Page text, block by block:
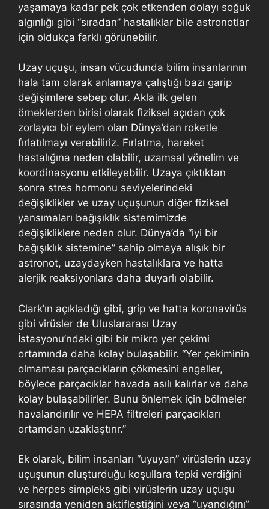
yaşamaya kadar pek çok etkenden dolayı soğuk
algınlığı gibi “sıradan” hastalıklar bile astronotlar
için oldukça farklı görünebilir.
Uzay uçuşu, insan vücudunda bilim insanlarının
hala tam olarak anlamaya çalıştığı bazı garip
değişimlere sebep olur. Akla ilk gelen
örneklerden birisi olarak fiziksel açıdan çok
zorlayıcı bir eylem olan Dünya’dan roketle
fırlatılmayı verebiliriz. Fırlatma, hareket
hastalığına neden olabilir, uzamsal yönelim ve
koordinasyonu etkileyebilir. Uzaya çıktıktan
sonra stres hormonu seviyelerindeki
değişiklikler ve uzay uçuşunun diğer fiziksel
yansımaları bağışıklık sistemimizde
değişikliklere neden olur. Dünya’da “iyi bir
bağışıklık sistemine” sahip olmaya alışık bir
astronot, uzaydayken hastalıklara ve hatta
alerjik reaksiyonlara daha duyarlı olabilir.
Clark’ın açıkladığı gibi, grip ve hatta koronavirüs
gibi virüsler de Uluslararası Uzay
İstasyonu’ndaki gibi bir mikro yer çekimi
ortamında daha kolay bulaşabilir. “Yer çekiminin
olmaması parçacıkların çökmesini engeller,
böylece parçacıklar havada asılı kalırlar ve daha
kolay bulaşabilirler. Bunu önlemek için bölmeler
havalandırılır ve HEPA filtreleri parçacıkları
ortamdan uzaklaştırır.”
Ek olarak, bilim insanları “uyuyan” virüslerin uzay
uçuşunun oluşturduğu koşullara tepki verdiğini
ve herpes simpleks gibi virüslerin uzay uçuşu
sırasında yeniden aktifleştiğini veya “uyandığını”